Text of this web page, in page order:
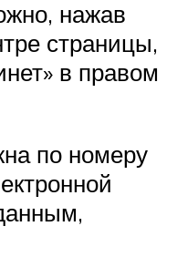
нажав
страницы,
в правом
по номеру